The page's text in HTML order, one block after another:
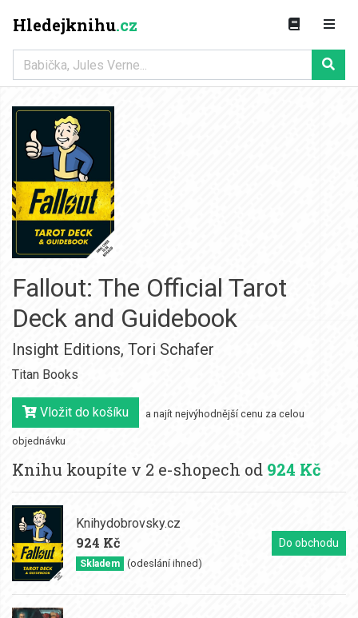
Hledejknihu.cz
Fallout: The Official Tarot
Deck and Guidebook
Insight Editions, Tori Schafer
Titan Books
Vložit do košíku a najít nejvýhodnější cenu za celou
objednávku
Knihu koupíte v 2 e-shopech od 924 Kč
Knihydobrovsky.cz
924 Kč
Skladem (odeslání ihned)
Do obchodu